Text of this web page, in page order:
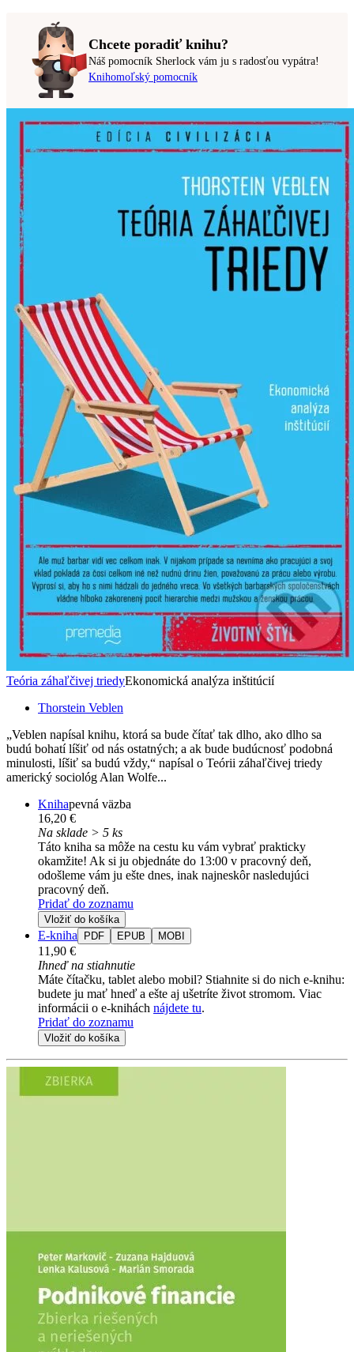
Chcete poradiť knihu?
Náš pomocník Sherlock vám ju s radosťou vypátra!
Knihomoľský pomocník
Teória záhaľčivej triedyEkonomická analýza inštitúcií
Thorstein Veblen
„Veblen napísal knihu, ktorá sa bude čítať tak dlho, ako dlho sa
budú bohatí líšiť od nás ostatných; a ak bude budúcnosť podobná
minulosti, líšiť sa budú vždy,“ napísal o Teórii záhaľčivej triedy
americký sociológ Alan Wolfe...
Knihapevná väzba
16,20 €
Na sklade > 5 ks
Táto kniha sa môže na cestu ku vám vybrať prakticky
okamžite! Ak si ju objednáte do 13:00 v pracovný deň,
odošleme vám ju ešte dnes, inak najneskôr nasledujúci
pracovný deň.
Pridať do zoznamu
Vložiť do košíka
E-kniha PDF EPUB MOBI
11,90 €
Ihneď na stiahnutie
Máte čítačku, tablet alebo mobil? Stiahnite si do nich e-knihu:
budete ju mať hneď a ešte aj ušetríte život stromom. Viac
informácii o e-knihách nájdete tu.
Pridať do zoznamu
Vložiť do košíka